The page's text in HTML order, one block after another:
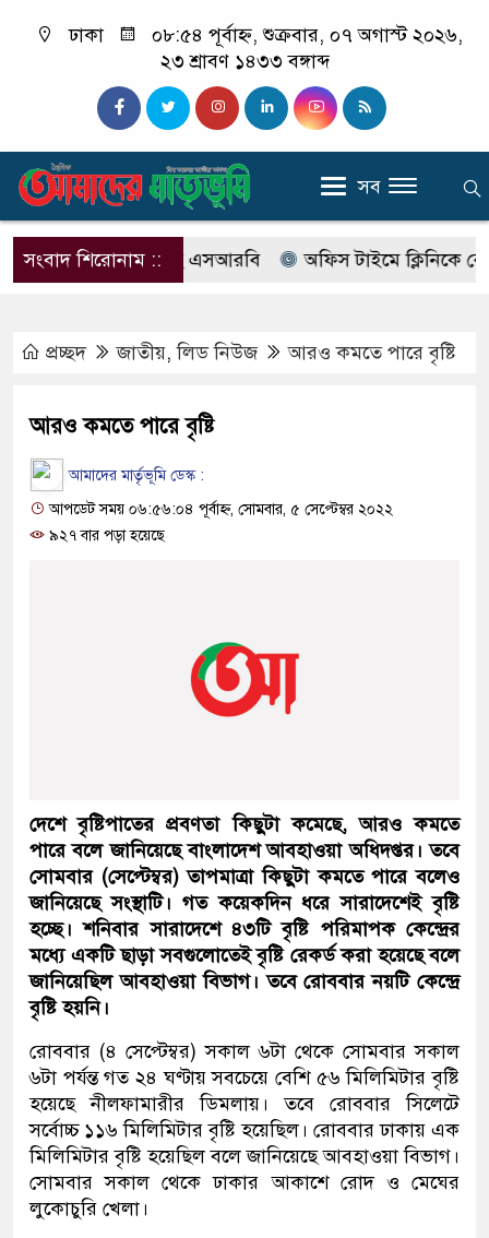
ঢাকা
০৮:৫৪ পূর্বাহ্ন, শুক্রবার, ০৭ অগাস্ট ২০২৬,
২৩ শ্রাবণ ১৪৩৩ বঙ্গাব্দ
সব
সংবাদ শিরোনাম ::
নাম বদলে আসছে এসআরবি অফিস টাইমে ক্লিনিকে রোগী
প্রচ্ছদ জাতীয়,লিড নিউজ আরও কমতে পারে বৃষ্টি
আরও কমতে পারে বৃষ্টি
আমাদের মার্তৃভূমি ডেস্ক :
আপডেট সময় ০৬:৫৬:০৪ পূর্বাহ্ন, সোমবার, ৫ সেপ্টেম্বর ২০২২
৯২৭ বার পড়া হয়েছে
দেশে বৃষ্টিপাতের প্রবণতা কিছুটা কমেছে, আরও কমতে
পারে বলে জানিয়েছে বাংলাদেশ আবহাওয়া অধিদপ্তর। তবে
সোমবার (সেপ্টেম্বর) তাপমাত্রা কিছুটা কমতে পারে বলেও
জানিয়েছে সংস্থাটি। গত কয়েকদিন ধরে সারাদেশেই বৃষ্টি
হচ্ছে। শনিবার সারাদেশে ৪৩টি বৃষ্টি পরিমাপক কেন্দ্রের
মধ্যে একটি ছাড়া সবগুলোতেই বৃষ্টি রেকর্ড করা হয়েছে বলে
জানিয়েছিল আবহাওয়া বিভাগ। তবে রোববার নয়টি কেন্দ্রে
বৃষ্টি হয়নি।
রোববার (৪ সেপ্টেম্বর) সকাল ৬টা থেকে সোমবার সকাল
৬টা পর্যন্ত গত ২৪ ঘণ্টায় সবচেয়ে বেশি ৫৬ মিলিমিটার বৃষ্টি
হয়েছে নীলফামারীর ডিমলায়। তবে রোববার সিলেটে
সর্বোচ্চ ১১৬ মিলিমিটার বৃষ্টি হয়েছিল। রোববার ঢাকায় এক
মিলিমিটার বৃষ্টি হয়েছিল বলে জানিয়েছে আবহাওয়া বিভাগ।
সোমবার সকাল থেকে ঢাকার আকাশে রোদ ও মেঘের
লুকোচুরি খেলা।